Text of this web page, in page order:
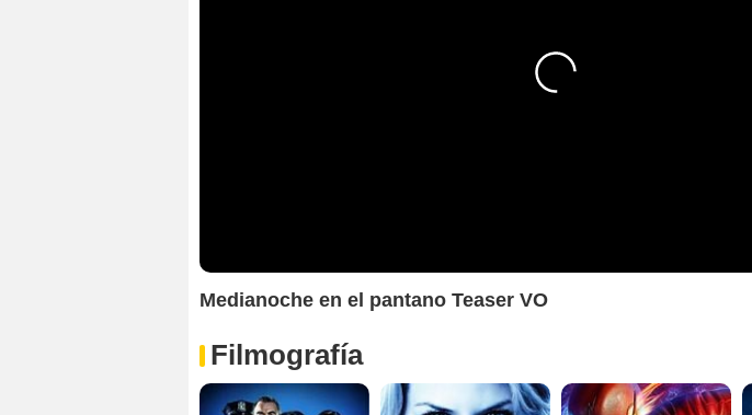
Medianoche en el pantano Teaser VO
Filmografía